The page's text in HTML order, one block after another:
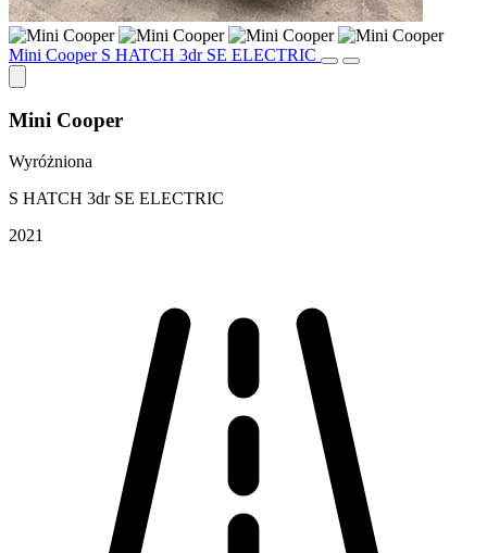
Mini Cooper S HATCH 3dr SE ELECTRIC
Mini Cooper
Wyróżniona
S HATCH 3dr SE ELECTRIC
2021